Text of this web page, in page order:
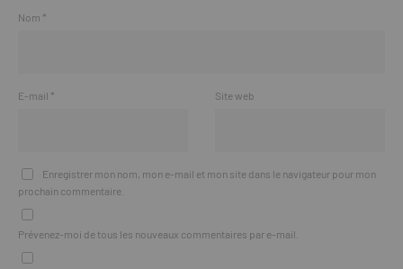
Nom *
E-mail * Site web
Enregistrer mon nom, mon e-mail et mon site dans le navigateur pour mon
prochain commentaire.
Prévenez-moi de tous les nouveaux commentaires par e-mail.